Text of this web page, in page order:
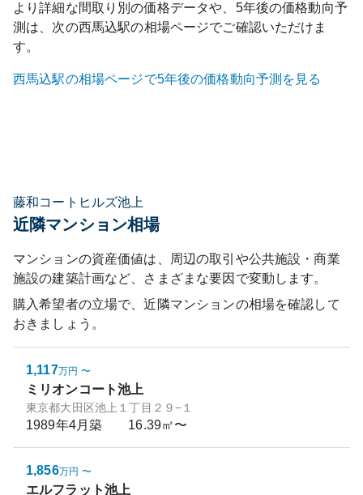
より詳細な間取り別の価格データや、5年後の価格動向予
測は、次の西馬込駅の相場ページでご確認いただけま
す。
西馬込駅の相場ページで5年後の価格動向予測を見る
藤和コートヒルズ池上
近隣マンション相場
マンションの資産価値は、周辺の取引や公共施設・商業
施設の建築計画など、さまざまな要因で変動します。
購入希望者の立場で、近隣マンションの相場を確認して
おきましょう。
1,117万円 〜
ミリオンコート池上
東京都大田区池上１丁目２９−１
1989年4月築 16.39㎡〜
1,856万円 〜
エルフラット池上